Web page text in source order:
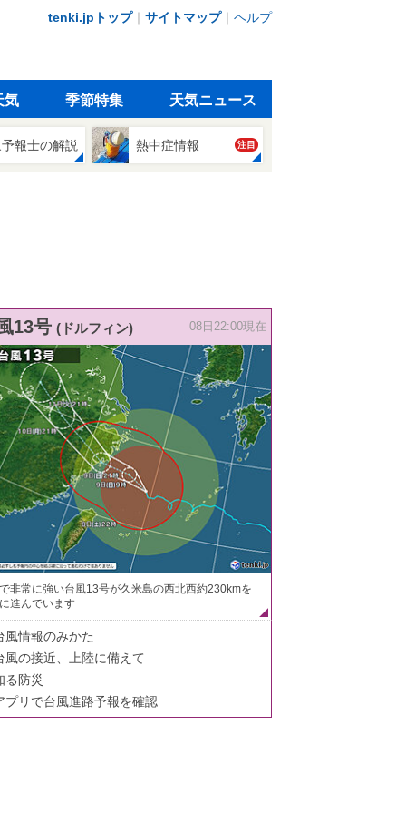
tenki.jpトップ｜ サイトマップ｜ ヘルプ
気 季節特集 天気ニュース
報士の解説 熱中症情報 注目
13号 (ドルフィン) 08日22:00現在
非常に強い台風13号が久米島の西北西約230kmを
進んでいます
風情報のみかた
風の接近、上陸に備えて
る防災
プリで台風進路予報を確認